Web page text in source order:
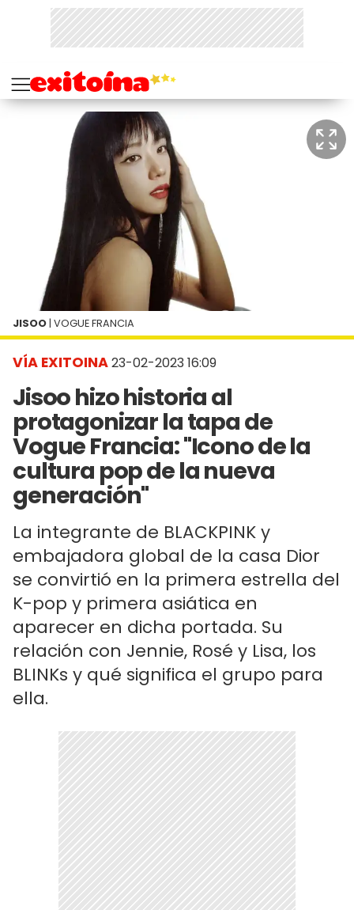
VÍA EXITOINA23-02-2023 16:09
Jisoo hizo historia al
protagonizar la tapa de
Vogue Francia: "Icono de la
cultura pop de la nueva
generación"
La integrante de BLACKPINK y
embajadora global de la casa Dior
se convirtió en la primera estrella del
K-pop y primera asiática en
aparecer en dicha portada. Su
relación con Jennie, Rosé y Lisa, los
BLINKs y qué significa el grupo para
ella.
JISOO | VOGUE FRANCIA